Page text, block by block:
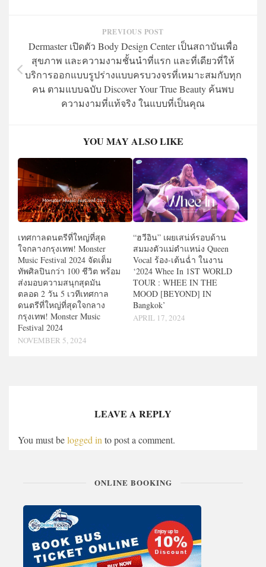
PREVIOUS POST
Dermaster เปิดตัว Body Design Center เป็นสถาบันเพื่อ
สุขภาพ และความงามชั้นนำที่แรก และที่เดียวที่ให้
บริการออกแบบรูปร่างแบบครบวงจรที่เหมาะสมกับทุก
คน ตามแบบฉบับ Discover Your True Beauty ค้นพบ
ความงามที่แท้จริง ในแบบที่เป็นคุณ
YOU MAY ALSO LIKE
เทศกาลดนตรีที่ใหญ่ที่สุด
ใจกลางกรุงเทพ! Monster
Music Festival 2024 จัดเต็ม
ทัพศิลปินกว่า 100 ชีวิต พร้อม
ส่งมอบความสนุกสุดมัน
ตลอด 2 วัน 5 เวทีเทศกาล
ดนตรีที่ใหญ่ที่สุดใจกลาง
กรุงเทพ! Monster Music
Festival 2024
NOVEMBER 5, 2024
“ฮวีอิน” เผยเสน่ห์รอบด้าน
สมมงตัวแม่ตำแหน่ง Queen
Vocal ร้อง-เต้นฉ่ำ ในงาน
‘2024 Whee In 1ST WORLD
TOUR : WHEE IN THE
MOOD [BEYOND] IN
Bangkok’
APRIL 17, 2024
LEAVE A REPLY
You must belogged into post a comment.
ONLINE BOOKING